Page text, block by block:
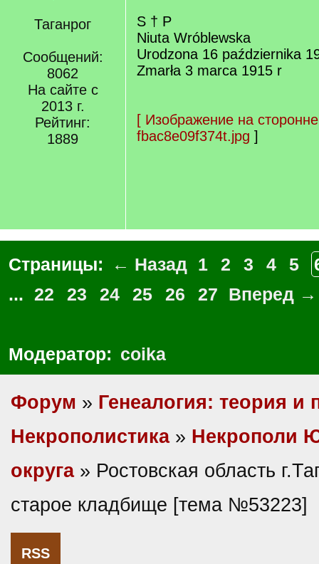
Таганрог
Сообщений:
8062
На сайте с
2013 г.
Рейтинг:
1889
S † P
Niuta Wróblewska
Urodzona 16 października
Zmarła 3 marca 1915 r
[ Изображение на
fbac8e09f374t.jpg ]
Страницы: ← Назад 1 2 3 4 5
... 22 23 24 25 26 27 Вперед →
Модератор: coika
Форум » Генеалогия: теория и
Некрополистика» Некрополи
округа» Ростовская область
старое кладбище [тема №53223]
RSS